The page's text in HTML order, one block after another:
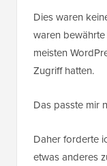
Dies waren
waren
meisten
Zugriff hatten.
Das passte mir
Daher forderte
etwas anderes